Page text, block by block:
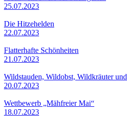
25.07.2023
Die Hitzehelden
22.07.2023
Flatterhafte Schönheiten
21.07.2023
Wildstauden, Wildobst, Wildkräuter
20.07.2023
Wettbewerb „Mähfreier Mai“
18.07.2023